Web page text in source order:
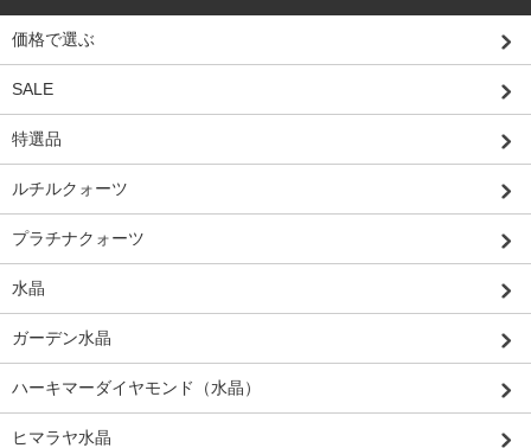
価格で選ぶ
SALE
特選品
ルチルクォーツ
プラチナクォーツ
水晶
ガーデン水晶
ハーキマーダイヤモンド（水晶）
ヒマラヤ水晶